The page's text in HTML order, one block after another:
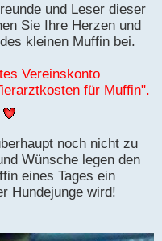
und Leser dieser
Sie Ihre Herzen und
kleinen Muffin bei.
Vereinskonto
für Muffin".
noch nicht zu
Wünsche legen den
eines Tages ein
Hundejunge wird!